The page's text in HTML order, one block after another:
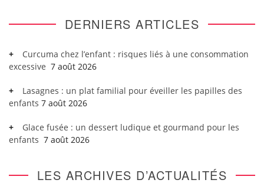
DERNIERS ARTICLES
Curcuma chez l’enfant : risques liés à une consommation
excessive 7 août 2026
Lasagnes : un plat familial pour éveiller les papilles des
enfants 7 août 2026
Glace fusée : un dessert ludique et gourmand pour les
enfants 7 août 2026
LES ARCHIVES D’ACTUALITÉS